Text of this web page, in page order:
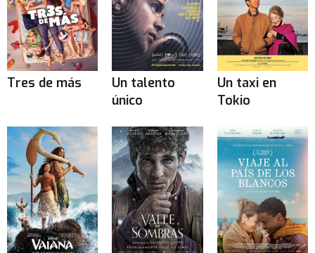
Tres de más
Un talento
único
Un taxi en
Tokio